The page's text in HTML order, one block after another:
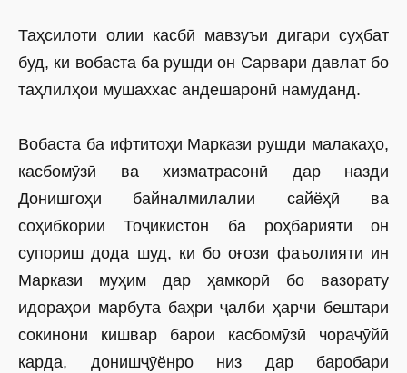
Таҳсилоти олии касбӣ мавзуъи дигари суҳбат
буд, ки вобаста ба рушди он Сарвари давлат бо
таҳлилҳои мушаххас андешаронӣ намуданд.
Вобаста ба ифтитоҳи Маркази рушди малакаҳо,
касбомӯзӣ ва хизматрасонӣ дар назди
Донишгоҳи байналмилалии сайёҳӣ ва
соҳибкории Тоҷикистон ба роҳбарияти он
супориш дода шуд, ки бо оғози фаъолияти ин
Маркази муҳим дар ҳамкорӣ бо вазорату
идораҳои марбута баҳри ҷалби ҳарчи бештари
сокинони кишвар барои касбомӯзӣ чораҷӯйӣ
карда, донишҷӯёнро низ дар баробари